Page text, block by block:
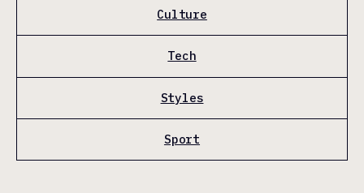
Culture
Tech
Styles
Sport